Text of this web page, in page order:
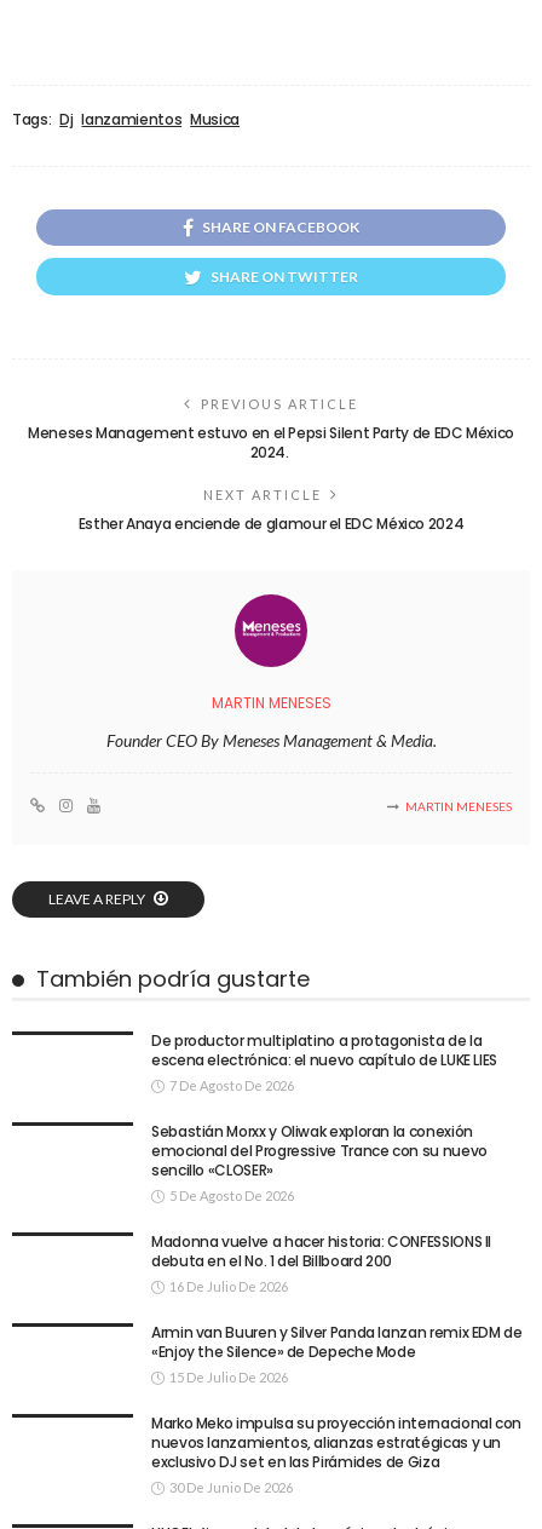
Tags: Dj lanzamientos Musica
SHARE ON FACEBOOK
SHARE ON TWITTER
PREVIOUS ARTICLE
Meneses Management estuvo en el Pepsi Silent Party de EDC México
2024.
NEXT ARTICLE
Esther Anaya enciende de glamour el EDC México 2024
MARTIN MENESES
Founder CEO By Meneses Management & Media.
MARTIN MENESES
LEAVE A REPLY
También podría gustarte
De productor multiplatino a protagonista de la
escena electrónica: el nuevo capítulo de LUKE LIES
7 De Agosto De 2026
Sebastián Morxx y Oliwak exploran la conexión
emocional del Progressive Trance con su nuevo
sencillo «CLOSER»
5 De Agosto De 2026
Madonna vuelve a hacer historia: CONFESSIONS II
debuta en el No. 1 del Billboard 200
16 De Julio De 2026
Armin van Buuren y Silver Panda lanzan remix EDM de
«Enjoy the Silence» de Depeche Mode
15 De Julio De 2026
Marko Meko impulsa su proyección internacional con
nuevos lanzamientos, alianzas estratégicas y un
exclusivo DJ set en las Pirámides de Giza
30 De Junio De 2026